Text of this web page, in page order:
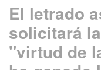
El letrado
solicitará
"virtud de